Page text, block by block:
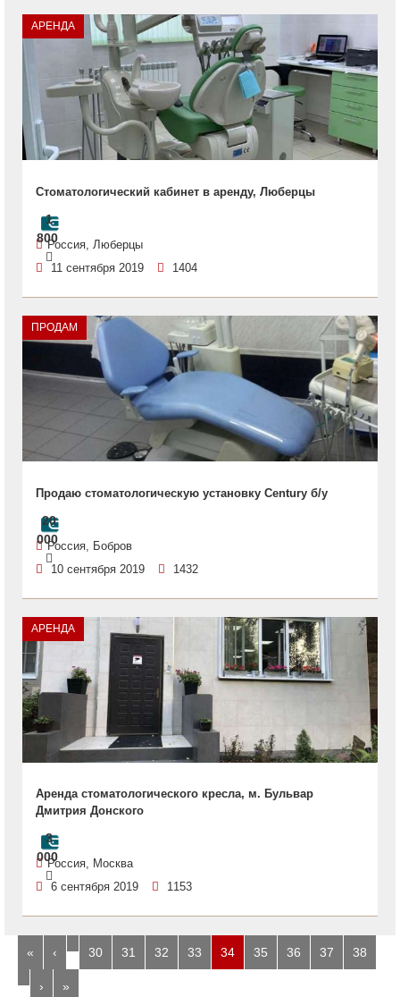
АРЕНДА
Стоматологический кабинет в аренду, Люберцы
1
800Россия, Люберцы
11 сентября 2019
1404
ПРОДАМ
Продаю стоматологическую установку Century б/у
20
000Россия, Бобров
10 сентября 2019
1432
АРЕНДА
Аренда стоматологического кресла, м. Бульвар
Дмитрия Донского
3
000Россия, Москва
6 сентября 2019
1153
« ‹ 30 31 32 33 34 35 36 37 38
› »